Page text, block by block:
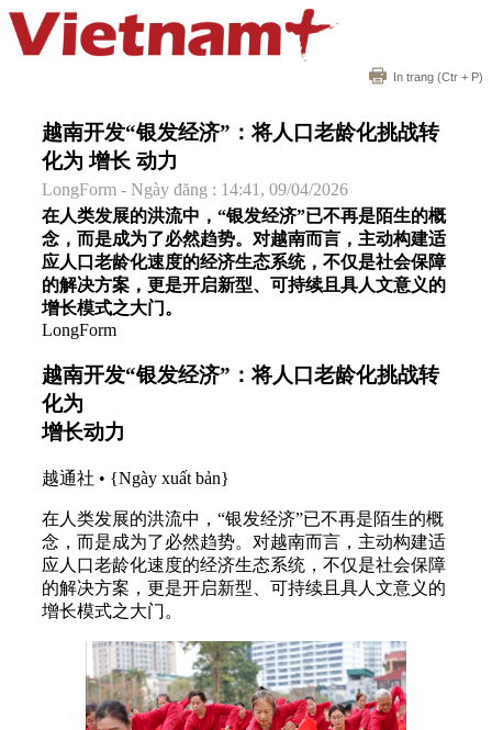
In trang (Ctr + P)
越南开发“银发经济”：将人口老龄化挑战转
化为 增长 动力
LongForm - Ngày đăng : 14:41, 09/04/2026
在人类发展的洪流中，“银发经济”已不再是陌生的概
念，而是成为了必然趋势。对越南而言，主动构建适
应人口老龄化速度的经济生态系统，不仅是社会保障
的解决方案，更是开启新型、可持续且具人文意义的
增长模式之大门。
LongForm
越南开发“银发经济”：将人口老龄化挑战转
化为
增长动力
越通社 • {Ngày xuất bản}
在人类发展的洪流中，“银发经济”已不再是陌生的概
念，而是成为了必然趋势。对越南而言，主动构建适
应人口老龄化速度的经济生态系统，不仅是社会保障
的解决方案，更是开启新型、可持续且具人文意义的
增长模式之大门。